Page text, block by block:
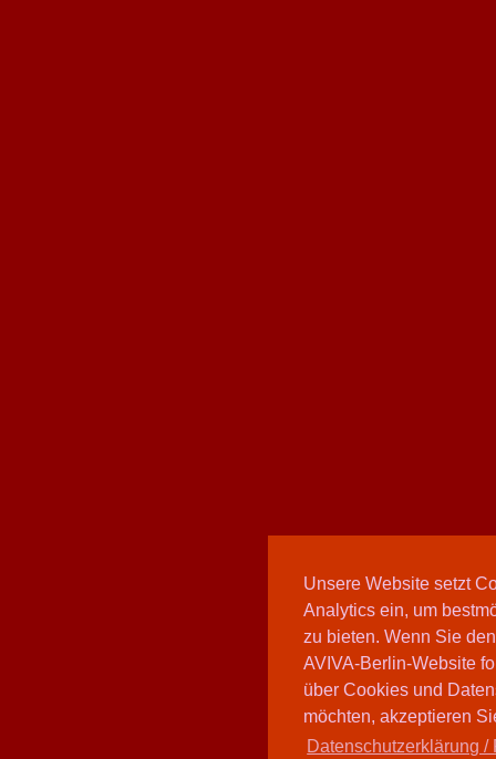
Unsere Website setzt
Analytics ein, um
zu bieten. Wenn Sie
AVIVA-Berlin-Website
über Cookies und
möchten, akzeptieren
Datenschutzerklärung /